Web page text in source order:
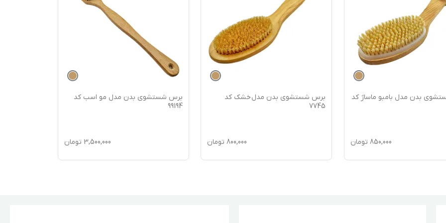
بدن مدل بامبو ماساژ کد
850,000 تومان
برس شستشوی بدن مدل خشک کد
7745
800,000 تومان
برس شستشوی بدن مدل مو اسب کد
99194
3,500,000 تومان